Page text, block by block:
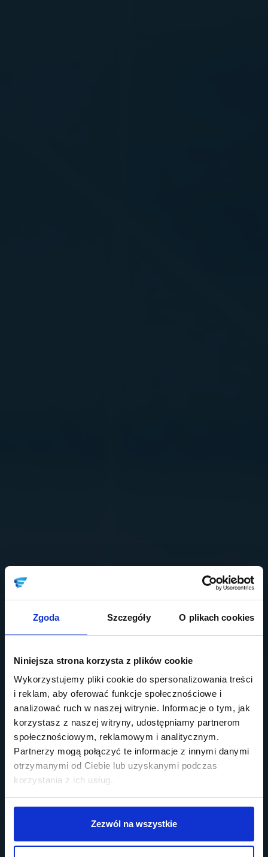
Zgoda Szczegóły O plikach cookies
Niniejsza strona korzysta z plików cookie
Wykorzystujemy pliki cookie do spersonalizowania treści
i reklam, aby oferować funkcje społecznościowe i
analizować ruch w naszej witrynie. Informacje o tym, jak
korzystasz z naszej witryny, udostępniamy partnerom
społecznościowym, reklamowym i analitycznym.
Partnerzy mogą połączyć te informacje z innymi danymi
otrzymanymi od Ciebie lub uzyskanymi podczas
korzystania z ich usług.
Zezwól na wszystkie